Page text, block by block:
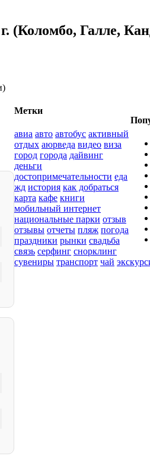
(Коломбо, Галле,
Метки
авиа авто автобус активный
отдых аюрведа видео виза
город города дайвинг
деньги
достопримечательности еда
жд история как добраться
карта кафе книги
мобильный интернет
национальные парки отзыв
отзывы отчеты пляж погода
праздники рынки свадьба
связь серфинг снорклинг
сувениры транспорт чай